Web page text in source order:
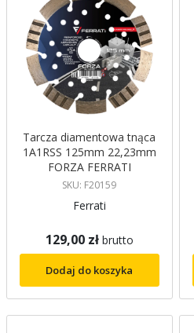
Tarcza diamentowa tnąca
1A1RSS 125mm 22,23mm
FORZA FERRATI
SKU: F20159
Ferrati
129,00 zł brutto
Dodaj do koszyka